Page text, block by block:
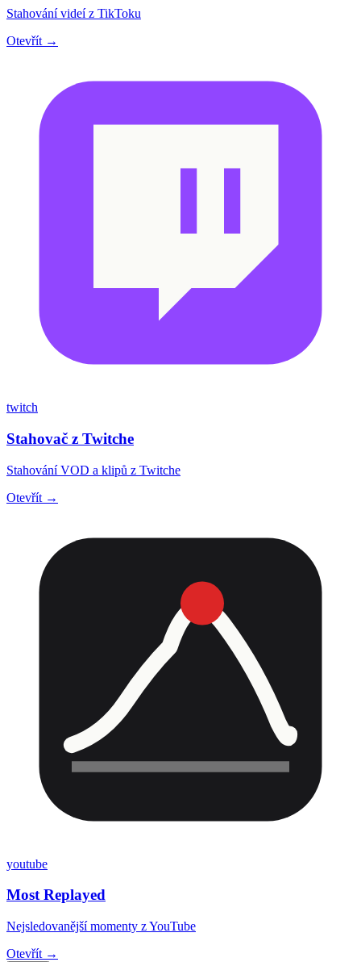
Stahování videí z TikToku
Otevřít →
twitch
Stahovač z Twitche
Stahování VOD a klipů z Twitche
Otevřít →
youtube
Most Replayed
Nejsledovanější momenty z YouTube
Otevřít →